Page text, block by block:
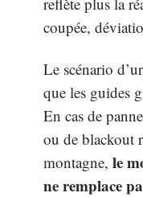
coupée,
Le scénario
que les guides
En cas de
ou de blackout
montagne, le
ne remplace